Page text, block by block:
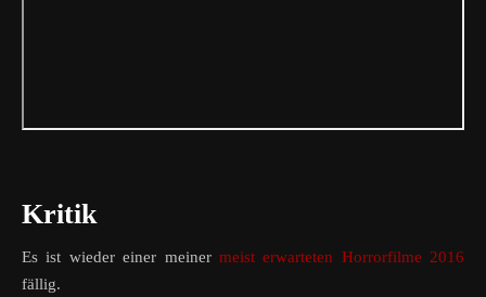
Kritik
Es ist wieder einer meiner meist erwarteten Horrorfilme 2016
fällig.